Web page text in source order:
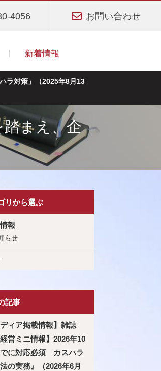
4056 お問い合わせ
新着情報
ラ対策」（2025年8月13
踏まえ、企
リから選ぶ
報
らせ
記事
ディア掲載情報】雑誌
経営ミニ情報】2026年10
でに対応必須 カスハラ
の実務』（2026年6月